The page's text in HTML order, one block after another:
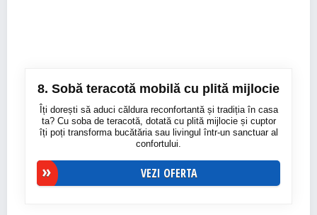
8. Sobă teracotă mobilă cu plită mijlocie
Îți dorești să aduci căldura reconfortantă și tradiția în casa
ta? Cu soba de teracotă, dotată cu plită mijlocie și cuptor
îți poți transforma bucătăria sau livingul într-un sanctuar al
confortului.
VEZI OFERTA